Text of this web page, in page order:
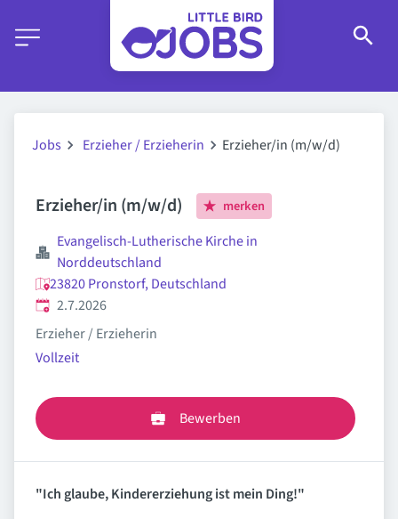
Jobs Erzieher / Erzieherin Erzieher/in (m/w/d)
Erzieher/in (m/w/d) merken
Evangelisch-Lutherische Kirche in
Norddeutschland
23820 Pronstorf, Deutschland
Veröffentlicht
2.7.2026
Erzieher / Erzieherin
Vollzeit
Bewerben
"Ich glaube, Kindererziehung ist mein Ding!"